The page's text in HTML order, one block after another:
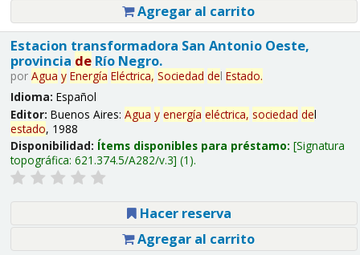
Agregar al carrito
Estacion transformadora San Antonio Oeste,
provincia deRío Negro.
por Agua y Energía Eléctrica, Sociedad del Estado.
Idioma: Español
Editor: Buenos Aires: Agua y energía eléctrica, sociedad del
estado, 1988
Disponibilidad: Ítems disponibles para préstamo: Signatura
topográfica: 621.374.5/A282/v.3 (1).
Hacer reserva
Agregar al carrito